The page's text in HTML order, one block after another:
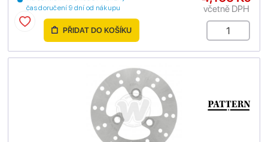
čas doručení 9 dní od nákupu
včetně DPH
PŘIDAT DO KOŠÍKU